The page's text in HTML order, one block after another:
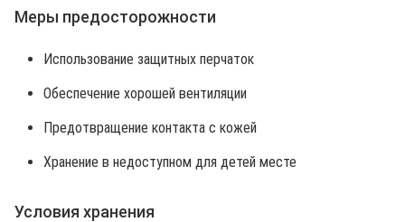
Меры предосторожности
Использование защитных перчаток
Обеспечение хорошей вентиляции
Предотвращение контакта с кожей
Хранение в недоступном для детей месте
Условия хранения